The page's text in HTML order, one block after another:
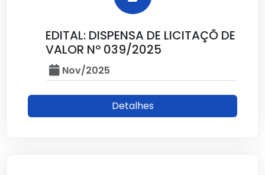
EDITAL: DISPENSA DE LICITAÇÕ DE
VALOR Nº 039/2025
Nov/2025
Detalhes